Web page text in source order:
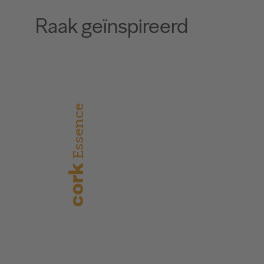
Raak geïnspireerd
cork
Essence